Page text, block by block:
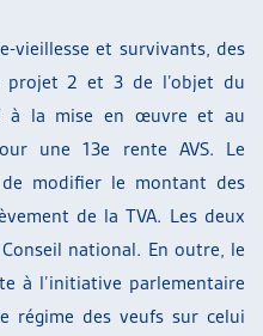
vieillesse et survivants, des
projet 2 et 3 de l’objet du
à la mise en œuvre et au
une 13e rente AVS. Le
modifier le montant des
de la TVA. Les deux
national. En outre, le
à l’initiative parlementaire
régime des veufs sur celui